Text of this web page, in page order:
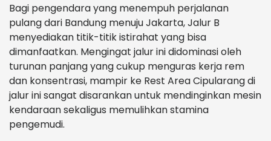
Bagi pengendara yang menempuh perjalanan
pulang dari Bandung menuju Jakarta, Jalur B
menyediakan titik-titik istirahat yang bisa
dimanfaatkan. Mengingat jalur ini didominasi oleh
turunan panjang yang cukup menguras kerja rem
dan konsentrasi, mampir ke Rest Area Cipularang di
jalur ini sangat disarankan untuk mendinginkan mesin
kendaraan sekaligus memulihkan stamina
pengemudi.